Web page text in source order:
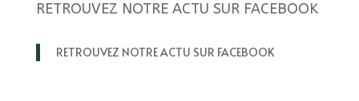
RETROUVEZ NOTRE ACTU SUR FACEBOOK
RETROUVEZ NOTRE ACTU SUR FACEBOOK